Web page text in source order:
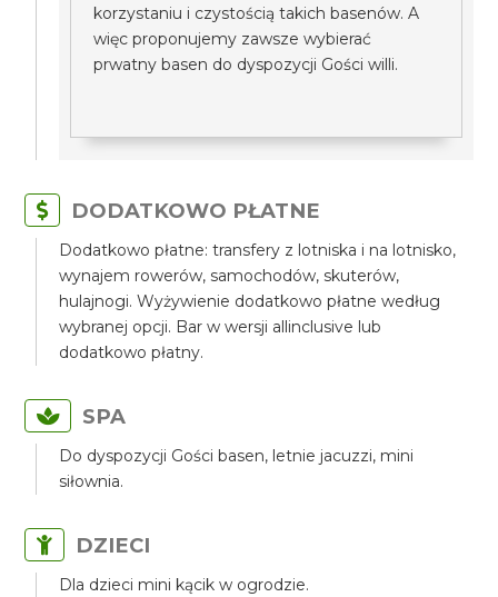
korzystaniu i czystością takich basenów. A
więc proponujemy zawsze wybierać
prwatny basen do dyspozycji Gości willi.
DODATKOWO PŁATNE
Dodatkowo płatne: transfery z lotniska i na lotnisko,
wynajem rowerów, samochodów, skuterów,
hulajnogi. Wyżywienie dodatkowo płatne według
wybranej opcji. Bar w wersji allinclusive lub
dodatkowo płatny.
SPA
Do dyspozycji Gości basen, letnie jacuzzi, mini
siłownia.
DZIECI
Dla dzieci mini kącik w ogrodzie.